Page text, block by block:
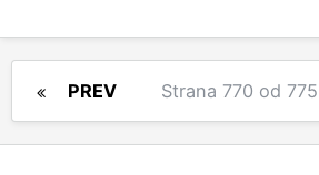
PREV Strana 770 od 775